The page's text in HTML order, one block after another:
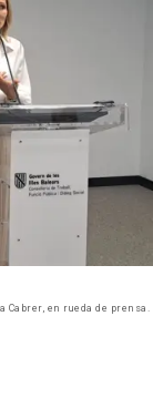
Cabrer, en rueda de prensa.